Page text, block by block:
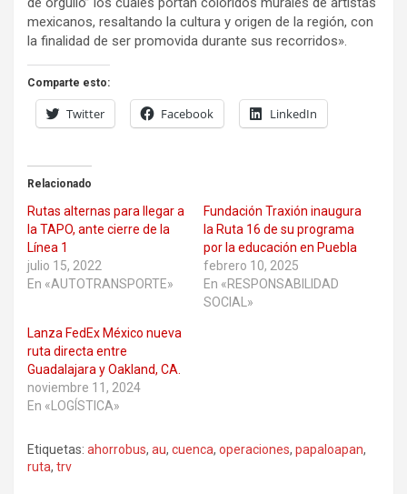
mexicanos, resaltando la cultura y origen de la región, con
la finalidad de ser promovida durante sus recorridos».
Comparte esto:
Twitter Facebook LinkedIn
Relacionado
Rutas alternas para llegar a
la TAPO, ante cierre de la
Línea 1
julio 15, 2022
En «AUTOTRANSPORTE»
Fundación Traxión inaugura
la Ruta 16 de su programa
por la educación en Puebla
febrero 10, 2025
En «RESPONSABILIDAD
SOCIAL»
Lanza FedEx México nueva
ruta directa entre
Guadalajara y Oakland, CA.
noviembre 11, 2024
En «LOGÍSTICA»
Etiquetas: ahorrobus, au, cuenca, operaciones, papaloapan,
ruta, trv